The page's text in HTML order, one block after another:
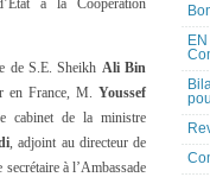
à la Coopération
de S.E. Sheikh Ali Bin
en France, M. Youssef
cabinet de la ministre
, adjoint au directeur de
secrétaire à l’Ambassade